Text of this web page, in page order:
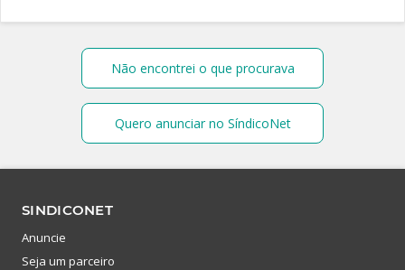
Não encontrei o que procurava
Quero anunciar no SíndicoNet
SINDICONET
Anuncie
Seja um parceiro